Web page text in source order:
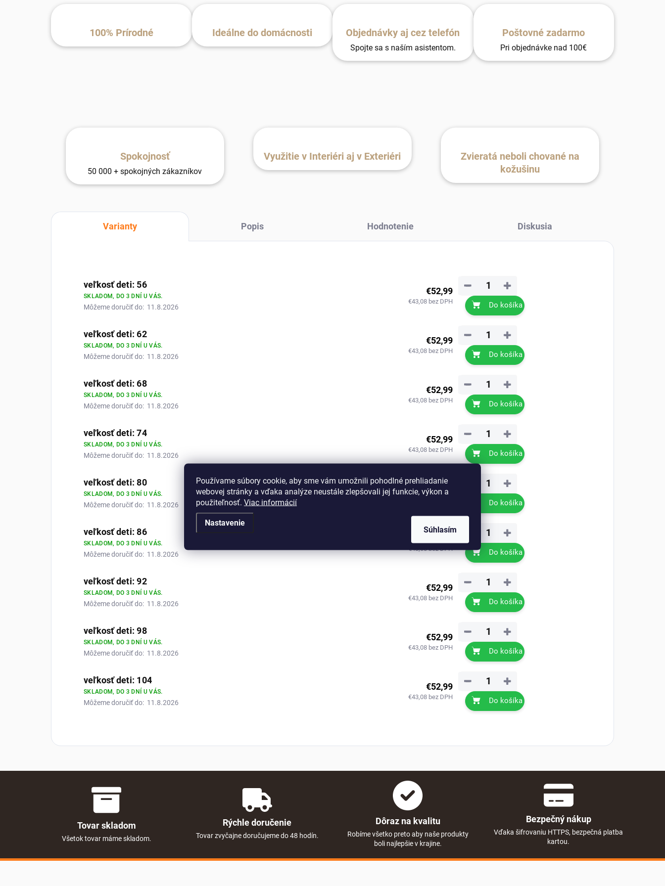
Používame súbory cookie, aby sme vám umožnili pohodlné prehliadanie
webovej stránky a vďaka analýze neustále zlepšovali jej funkcie, výkon a
použiteľnosť. Viac informácií
Nastavenie
Súhlasím
100% Prírodné Ideálne do domácnosti Objednávky aj cez telefón
Spojte sa s naším asistentom.
Poštovné zadarmo
Pri objednávke nad 100€
Spokojnosť
50 000 + spokojných zákazníkov
Využitie v Interiéri aj v Exteriéri
Zvieratá neboli chované na
kožušinu
Varianty Popis Hodnotenie Diskusia
veľkosť deti: 56
SKLADOM, DO 3 DNÍ U VÁS.
Môžeme doručiť do: 11.8.2026
€52,99
€43,08 bez DPH
+
−
Do košíka
veľkosť deti: 62
SKLADOM, DO 3 DNÍ U VÁS.
Môžeme doručiť do: 11.8.2026
€52,99
€43,08 bez DPH
+
−
Do košíka
veľkosť deti: 68
SKLADOM, DO 3 DNÍ U VÁS.
Môžeme doručiť do: 11.8.2026
€52,99
€43,08 bez DPH
+
−
Do košíka
veľkosť deti: 74
SKLADOM, DO 3 DNÍ U VÁS.
Môžeme doručiť do: 11.8.2026
€52,99
€43,08 bez DPH
+
−
Do košíka
veľkosť deti: 80
SKLADOM, DO 3 DNÍ U VÁS.
Môžeme doručiť do: 11.8.2026
€52,99 +
Do košíka
veľkosť deti: 86
SKLADOM, DO 3 DNÍ U VÁS.
Môžeme doručiť do: 11.8.2026
€43,08 bez DPH
+
Do košíka
veľkosť deti: 92
SKLADOM, DO 3 DNÍ U VÁS.
Môžeme doručiť do: 11.8.2026
€52,99
€43,08 bez DPH
+
−
Do košíka
veľkosť deti: 98
SKLADOM, DO 3 DNÍ U VÁS.
Môžeme doručiť do: 11.8.2026
€52,99
€43,08 bez DPH
+
−
Do košíka
veľkosť deti: 104
SKLADOM, DO 3 DNÍ U VÁS.
Môžeme doručiť do: 11.8.2026
€52,99
€43,08 bez DPH
+
−
Do košíka
Tovar skladom
Všetok tovar máme skladom.
Rýchle doručenie
Tovar zvyčajne doručujeme do 48 hodín.
Dôraz na kvalitu
Robíme všetko preto aby naše produkty
boli najlepšie v krajine.
Bezpečný nákup
Vďaka šifrovaniu HTTPS, bezpečná platba
kartou.